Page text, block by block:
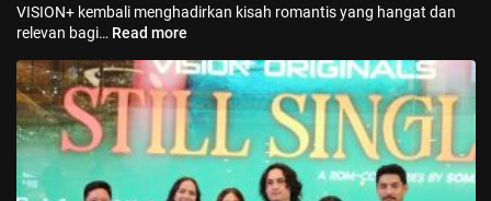
VISION+ kembali menghadirkan kisah romantis yang hangat dan
relevan bagi… Read more